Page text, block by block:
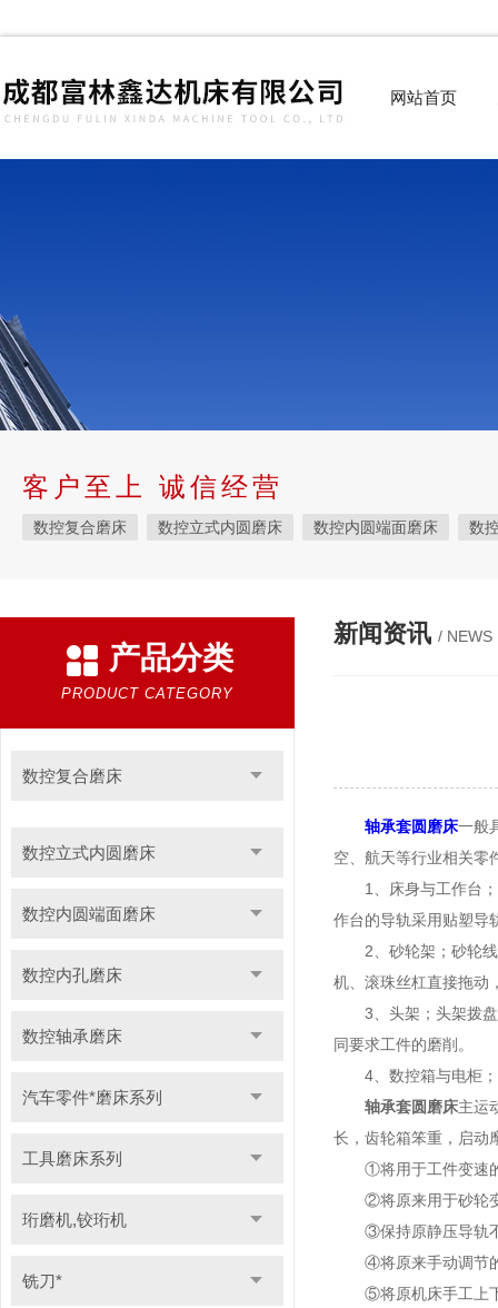
网站首页
客户至上 诚信经营
数控复合磨床 数控立式内圆磨床 数控内圆端面磨床 数
产品分类
PRODUCT CATEGORY
数控复合磨床
数控立式内圆磨床
数控内圆端面磨床
数控内孔磨床
数控轴承磨床
汽车零件*磨床系列
工具磨床系列
珩磨机,铰珩机
铣刀*
新闻资讯 / NEWS
轴承套圆磨床一般
空、航天等行业相关零
1、床身与工作台；
作台的导轨采用贴塑导
2、砂轮架；砂轮线
机、滚珠丝杠直接拖动
3、头架；头架拨盘
同要求工件的磨削。
4、数控箱与电柜；
轴承套圆磨床主运
长，齿轮箱笨重，启动
①将用于工件变速的
②将原来用于砂轮变
③保持原静压导轨不
④将原来手动调节的
⑤将原机床手工上下